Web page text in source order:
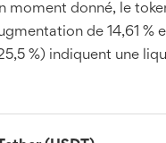
donné, le
de 14,61 %
%) indiquent une